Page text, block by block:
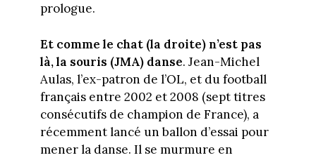
prologue.
Et comme le chat (la droite) n’est pas
là, la souris (JMA) danse. Jean-Michel
Aulas, l’ex-patron de l’OL, et du football
français entre 2002 et 2008 (sept titres
consécutifs de champion de France), a
récemment lancé un ballon d’essai pour
mener la danse. Il se murmure en